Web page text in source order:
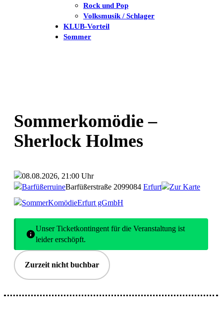
Rock und Pop
Volksmusik / Schlager
KLUB-Vorteil
Sommer
Sommerkomödie –
Sherlock Holmes
08.08.2026, 21:00 Uhr
BarfüßerruineBarfüßerstraße 2099084 Erfurt
Zur Karte
SommerKomödieErfurt gGmbH
Unser Ticketkontingent für die Veranstaltung ist
leider erschöpft.
Zurzeit nicht buchbar